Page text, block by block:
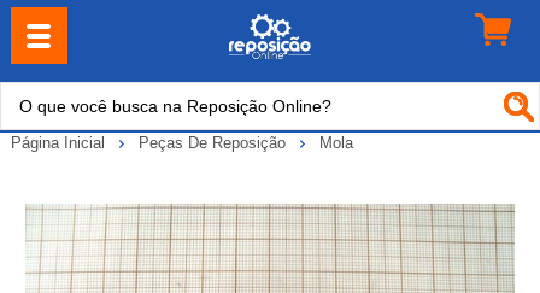
Página Inicial Peças De Reposição Mola